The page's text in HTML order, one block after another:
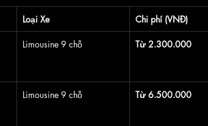
Loại Xe Chi phí (VNĐ)
Limousine 9 chỗ Từ 2.300.000
Limousine 9 chỗ Từ 6.500.000